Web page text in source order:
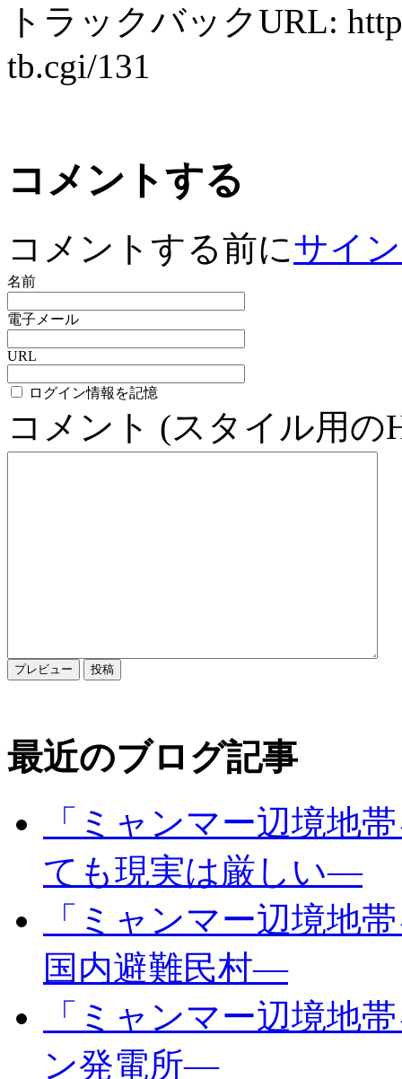
トラックバックURL:
tb.cgi/131
コメントする
コメントする前にサイ
名前
電子メール
URL
ログイン情報を記憶
コメント (スタイル用
最近のブログ記事
「ミャンマー辺境地
ても現実は厳しい―
「ミャンマー辺境地
国内避難民村―
「ミャンマー辺境地
ン発電所―